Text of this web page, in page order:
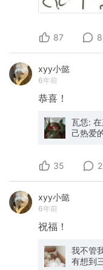
87
xyy小懿
6年前
恭喜！
瓦恁:
己热爱
完，这
的英文
秀片段
35
xyy小懿
6年前
祝福！
我不管
有想到